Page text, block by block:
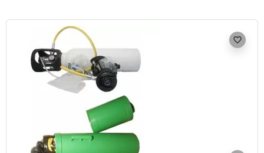
favorite_border